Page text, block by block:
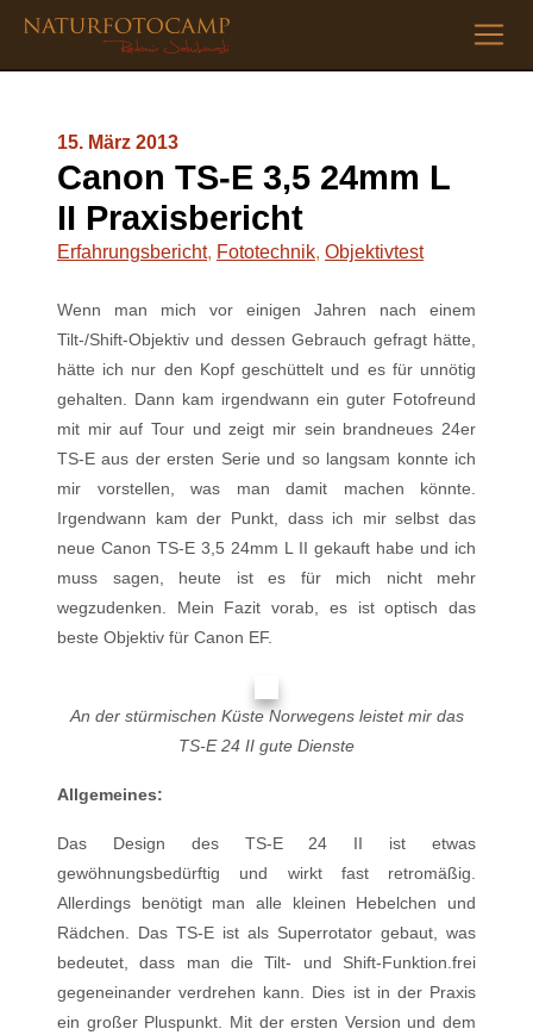
15. März 2013
Canon TS-E 3,5 24mm L
II Praxisbericht
Erfahrungsbericht, Fototechnik, Objektivtest
Wenn man mich vor einigen Jahren nach einem
Tilt-/Shift-Objektiv und dessen Gebrauch gefragt hätte,
hätte ich nur den Kopf geschüttelt und es für unnötig
gehalten. Dann kam irgendwann ein guter Fotofreund
mit mir auf Tour und zeigt mir sein brandneues 24er
TS-E aus der ersten Serie und so langsam konnte ich
mir vorstellen, was man damit machen könnte.
Irgendwann kam der Punkt, dass ich mir selbst das
neue Canon TS-E 3,5 24mm L II gekauft habe und ich
muss sagen, heute ist es für mich nicht mehr
wegzudenken. Mein Fazit vorab, es ist optisch das
beste Objektiv für Canon EF.
An der stürmischen Küste Norwegens leistet mir das
TS-E 24 II gute Dienste
Allgemeines:
Das Design des TS-E 24 II ist etwas
gewöhnungsbedürftig und wirkt fast retromäßig.
Allerdings benötigt man alle kleinen Hebelchen und
Rädchen. Das TS-E ist als Superrotator gebaut, was
bedeutet, dass man die Tilt- und Shift-Funktion.frei
gegeneinander verdrehen kann. Dies ist in der Praxis
ein großer Pluspunkt. Mit der ersten Version und dem